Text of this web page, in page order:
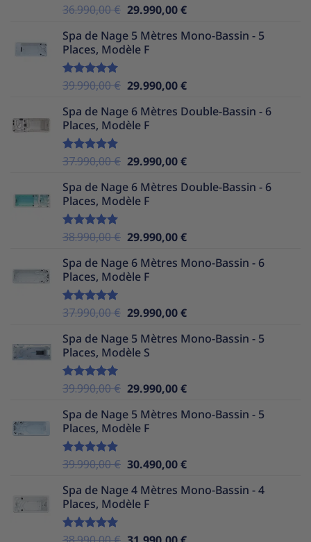
Note5.00
36.990,00€ Le
initial
était :
29.990,00€Le
actuel
Spa de Nage 5 Mètres Mono-Bassin - 5
Places, Modèle F
Note5.00
39.990,00€ Le
initial
était :
29.990,00€Le
actuel
Spa de Nage 6 Mètres Double-Bassin - 6
Places, Modèle F
Note5.00
37.990,00€ Le
initial
était :
29.990,00€Le
actuel
Spa de Nage 6 Mètres Double-Bassin - 6
Places, Modèle F
Note5.00
38.990,00€ Le
initial
était :
29.990,00€Le
actuel
Spa de Nage 6 Mètres Mono-Bassin - 6
Places, Modèle F
Note5.00
37.990,00€ Le
initial
était :
29.990,00€Le
actuel
Spa de Nage 5 Mètres Mono-Bassin - 5
Places, Modèle S
Note5.00
39.990,00€ Le
initial
était :
29.990,00€Le
actuel
Spa de Nage 5 Mètres Mono-Bassin - 5
Places, Modèle F
Note5.00
39.990,00€ Le
initial
était :
30.490,00€Le
actuel
Spa de Nage 4 Mètres Mono-Bassin - 4
Places, Modèle F
Note5.00